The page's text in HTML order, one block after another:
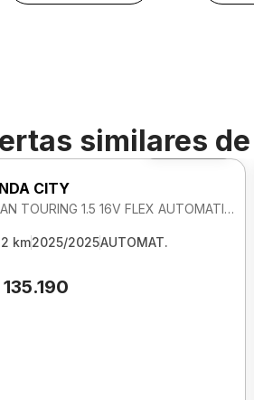
similares de
Foto 360º
CITY
SEDAN TOURING 1.5 16V FLEX AUTOMATICO
km2025/2025AUTOMAT.